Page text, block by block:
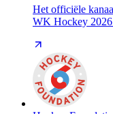
Het officiële
WK Hockey